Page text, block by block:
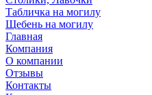
Табличка на могилу
Щебень на могилу
Главная
Компания
О компании
Отзывы
Контакты